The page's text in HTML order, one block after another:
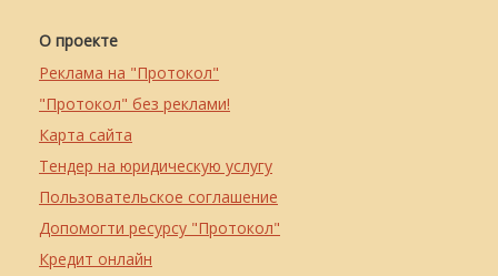
О проекте
Реклама на "Протокол"
"Протокол" без реклами!
Карта сайта
Тендер на юридическую услугу
Пользовательское соглашение
Допомогти ресурсу "Протокол"
Кредит онлайн